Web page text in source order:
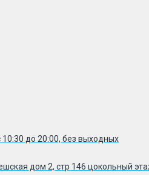
10:30 до 20:00, без выходных
дом 2, стр 146 цокольный